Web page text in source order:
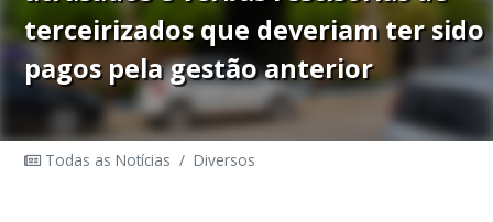
terceirizados que deveriam ter sido
pagos pela gestão anterior
Todas as Notícias / Diversos